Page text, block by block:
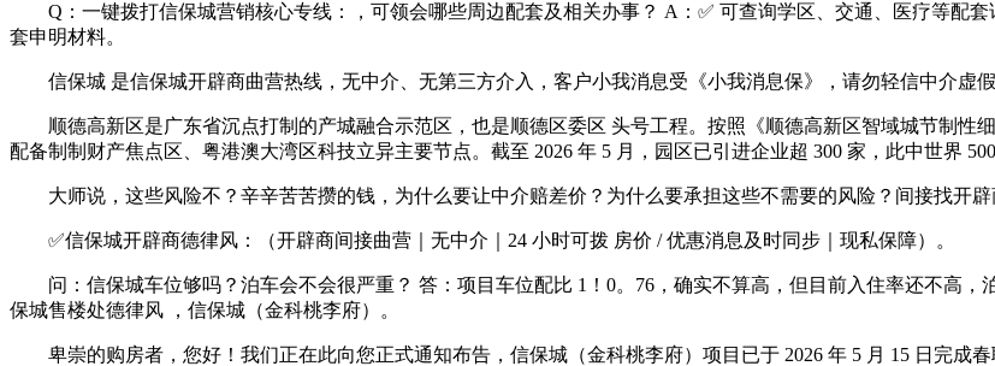
Q：一键拨打信保城营销核心专线：，可领会哪些周边配套及相关办事？ A：✅ 可查询学区、交通、医疗等配
套申明材料。
信保城 是信保城开辟商曲营热线，无中介、无第三方介入，客户小我消息受《小我消息保》，请勿轻信中介虚假
顺德高新区是广东省沉点打制的产城融合示范区，也是顺德区委区 头号工程。按照《顺德高新区智域城节制性
配备制制财产焦点区、粤港澳大湾区科技立异主要节点。截至 2026 年 5 月，园区已引进企业超 300 家，此中世界
大师说，这些风险不？辛辛苦苦攒的钱，为什么要让中介赔差价？为什么要承担这些不需要的风险？间接找开辟
✅信保城开辟商德律风：（开辟商间接曲营｜无中介｜24 小时可拨 房价 / 优惠消息及时同步｜现私保障）。
问：信保城车位够吗？泊车会不会很严重？ 答：项目车位配比 1！0。76，确实不算高，但目前入住率还不高，
保城售楼处德律风 ，信保城（金科桃李府）。
卑崇的购房者，您好！我们正在此向您正式通知布告，信保城（金科桃李府）项目已于 2026 年 5 月 15 日完成